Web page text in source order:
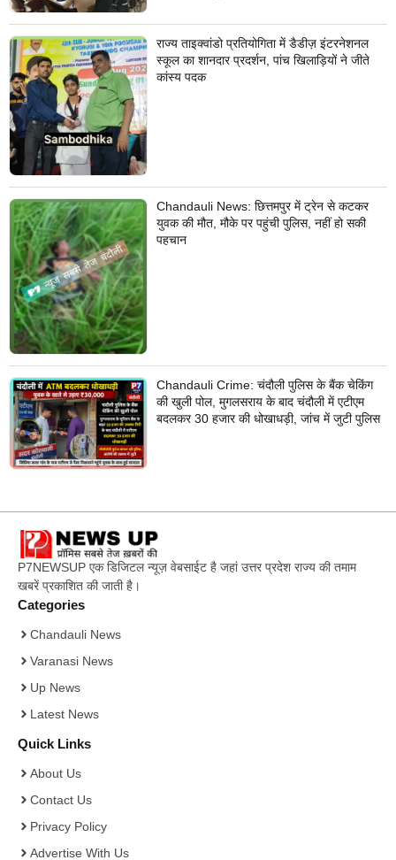
राज्य ताइक्वांडो प्रतियोगिता में डैडीज़ इंटरनेशनल
स्कूल का शानदार प्रदर्शन, पांच खिलाड़ियों ने जीते
कांस्य पदक
Chandauli News: छित्तमपुर में ट्रेन से कटकर
युवक की मौत, मौके पर पहुंची पुलिस, नहीं हो सकी
पहचान
Chandauli Crime: चंदौली पुलिस के बैंक चेकिंग
की खुली पोल, मुगलसराय के बाद चंदौली में एटीएम
बदलकर 30 हजार की धोखाधड़ी, जांच में जुटी पुलिस
P7NEWSUP एक डिजिटल न्यूज़ वेबसाईट है जहां उत्तर प्रदेश राज्य की तमाम
खबरें प्रकाशित की जाती है।
Categories
Chandauli News
Varanasi News
Up News
Latest News
Quick Links
About Us
Contact Us
Privacy Policy
Advertise With Us